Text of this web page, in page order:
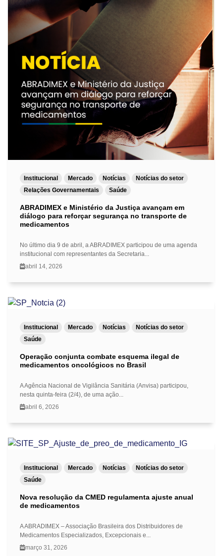
Institucional Mercado Notícias
Notícias do setor
Relações Governamentais
Saúde
ABRADIMEX e Ministério da Justiça avançam em
diálogo para reforçar segurança no transporte de
medicamentos
No último dia 9 de abril, a ABRADIMEX participou de uma agenda
institucional com representantes da Secretaria...
abril 14, 2026
Institucional Mercado Notícias
Notícias do setor
Saúde
Operação conjunta combate esquema ilegal de
medicamentos oncológicos no Brasil
A Agência Nacional de Vigilância Sanitária (Anvisa) participou,
nesta quinta-feira (2/4), de uma ação...
abril 6, 2026
Institucional Mercado Notícias
Notícias do setor
Saúde
Nova resolução da CMED regulamenta ajuste anual
de medicamentos
A ABRADIMEX – Associação Brasileira dos Distribuidores de
Medicamentos Especializados, Excepcionais e...
março 31, 2026